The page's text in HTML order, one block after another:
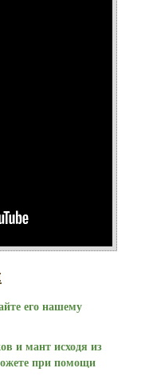
его нашему
и мант исходя из
при помощи